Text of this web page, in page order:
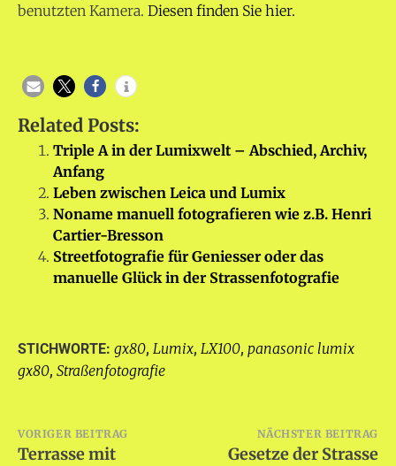
benutzten Kamera. Diesen finden Sie hier.
Related Posts:
Triple A in der Lumixwelt – Abschied, Archiv,
Anfang
Leben zwischen Leica und Lumix
Noname manuell fotografieren wie z.B. Henri
Cartier-Bresson
Streetfotografie für Geniesser oder das
manuelle Glück in der Strassenfotografie
STICHWORTE: gx80, Lumix, LX100, panasonic lumix
gx80, Straßenfotografie
Beitragsnavigation
VORIGER BEITRAG
Terrasse mit
NÄCHSTER BEITRAG
Gesetze der Strasse